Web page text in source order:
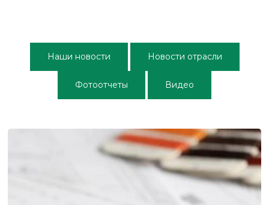
Наши новости Новости отрасли
Фотоотчеты Видео